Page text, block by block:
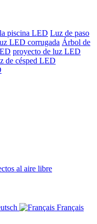
piscina LED Luz de paso
LED corrugada Árbol de
proyecto de luz LED
de césped LED
al aire libre
Français